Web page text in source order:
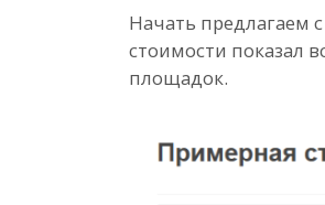
Начать предлагаем
стоимости показал
площадок.